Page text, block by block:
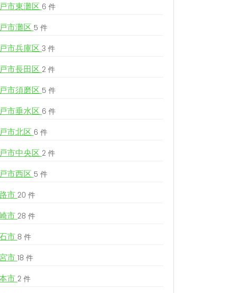
市東灘区 6 件
市灘区 5 件
市兵庫区 3 件
市長田区 2 件
市須磨区 5 件
市垂水区 6 件
市北区 6 件
市中央区 2 件
市西区 5 件
市 20 件
市 28 件
市 8 件
市 18 件
市 2 件